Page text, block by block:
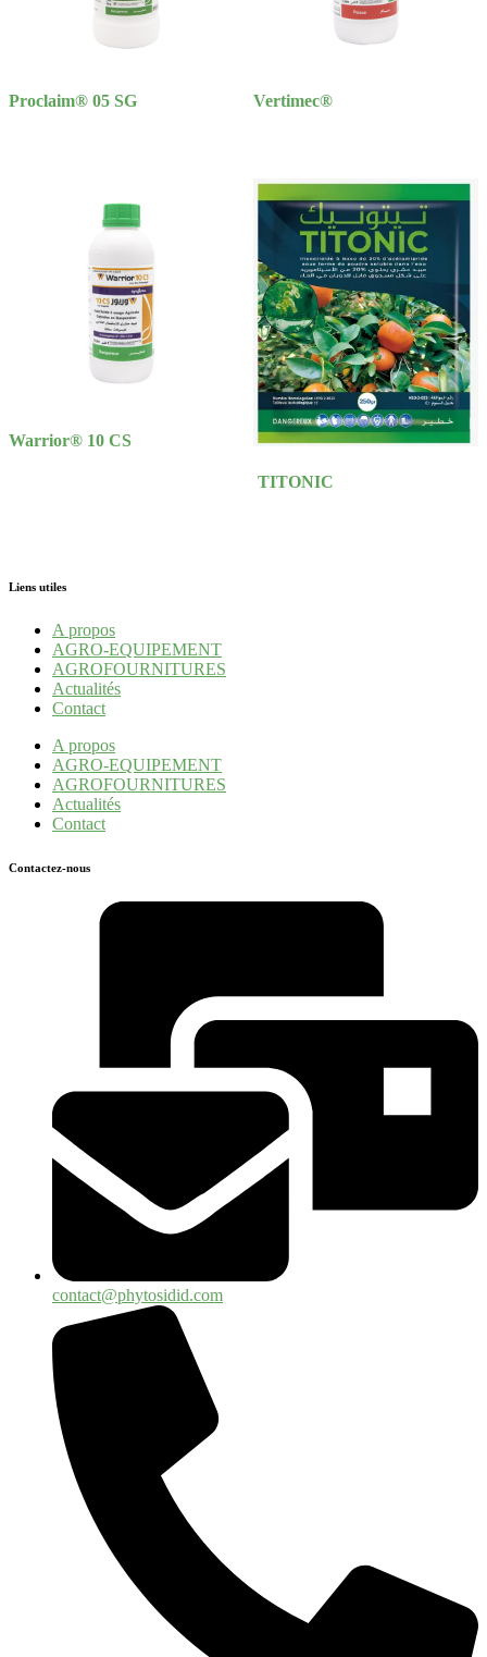
Proclaim® 05 SG Vertimec®
Warrior® 10 CS
TITONIC
Liens utiles
A propos
AGRO-EQUIPEMENT
AGROFOURNITURES
Actualités
Contact
A propos
AGRO-EQUIPEMENT
AGROFOURNITURES
Actualités
Contact
Contactez-nous
contact@phytosidid.com